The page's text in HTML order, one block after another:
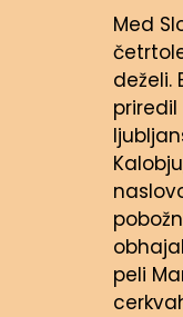
Med
deželi.
peli